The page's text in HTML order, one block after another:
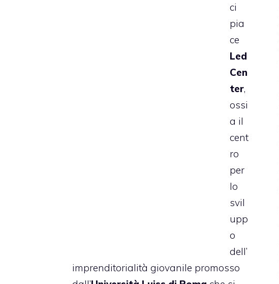
ci
pia
ce
Led
Cen
ter,
ossi
a il
cent
ro
per
lo
svil
upp
o
dell’
imprenditorialità giovanile promosso